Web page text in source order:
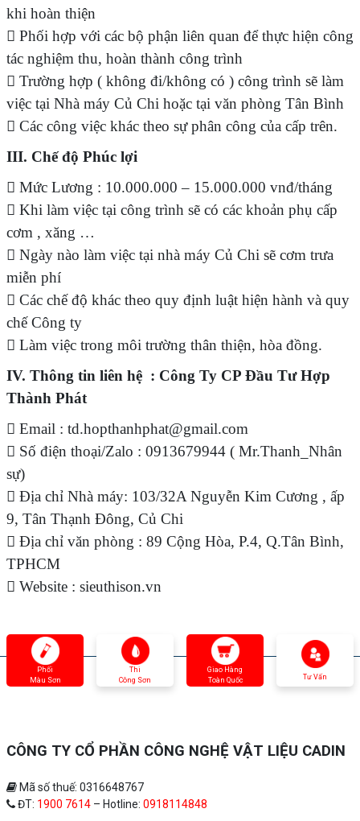
khi hoàn thiện
 Phối hợp với các bộ phận liên quan để thực hiện công
tác nghiệm thu, hoàn thành công trình
 Trường hợp ( không đi/không có ) công trình sẽ làm
việc tại Nhà máy Củ Chi hoặc tại văn phòng Tân Bình
 Các công việc khác theo sự phân công của cấp trên.
III. Chế độ Phúc lợi
 Mức Lương : 10.000.000 – 15.000.000 vnđ/tháng
 Khi làm việc tại công trình sẽ có các khoản phụ cấp
cơm , xăng …
 Ngày nào làm việc tại nhà máy Củ Chi sẽ cơm trưa
miễn phí
 Các chế độ khác theo quy định luật hiện hành và quy
chế Công ty
 Làm việc trong môi trường thân thiện, hòa đồng.
IV. Thông tin liên hệ : Công Ty CP Đầu Tư Hợp
Thành Phát
 Email : td.hopthanhphat@gmail.com
 Số điện thoại/Zalo : 0913679944 ( Mr.Thanh_Nhân
sự)
 Địa chỉ Nhà máy: 103/32A Nguyễn Kim Cương , ấp
9, Tân Thạnh Đông, Củ Chi
 Địa chỉ văn phòng : 89 Cộng Hòa, P.4, Q.Tân Bình,
TPHCM
 Website : sieuthison.vn
Phối
Màu Sơn
Thi
Công Sơn
Giao Hàng
Toàn Quốc
Tư Vấn
CÔNG TY CỔ PHẦN CÔNG NGHỆ VẬT LIỆU CADIN
Mã số thuế: 0316648767
ĐT: 1900 7614 – Hotline: 0918114848